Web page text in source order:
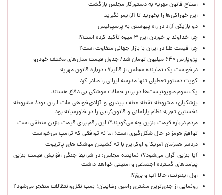
اصلاح قانون مهریه به دستورکار مجلس بازگشت
این خوراکی‌ها را بخورید تا آلزایمر نگیرید
دو بازیکن آزاد در راه پیوستن به پرسپولیس
چرا خداوند بر خوردن این ۳ میوه تأکید کرده است؟!
چرا قیمت طلا در ایران با بازار جهانی متفاوت است؟
پژوپارس ۶۴۰ میلیون تومان شد/ جدول قیمت مدل‌های مختلف خودرو
درخواست یک نماینده مجلس از قالیباف درباره قانون مهریه
کویت دستور تعطیلی تنها مدرسه ایرانی را صادر کرد
یک‌ سوم صهیونیست‌ها در برابر حملات موشکی بی دفاع هستند
پزشکیان: مشروطه نقطه عطف بیداری و آزادی‌خواهی ملت ایران بود/ مشروطه
نخستین تجربه نظام پارلمانی و قانون‌گرایی را در خاورمیانه بود
مردم درباره قیمت بنزین چه می‌گویند؟/ این رقم برای قیمت بنزین منطقی است
توافق هرمز در حال شکل‌گیری است؛ اما نه توافقی که ترامپ می‌خواست
دردسر همزمان آمریکا و اوکراین با ته کشیدن موشک های پاتریوت
آیا بنزین گران می‌شود؟/ نماینده مجلس: در شرایط جنگی افزایش قیمت بنزین
پیامدهای گسترده اجتماعی و امنیتی خواهد داشت
اول اینترنت، حالا آب و برق؟!
رونمایی از جدی‌ترین مشتری رامین رضاییان؛ بمب نقل‌وانتقالات منفجر می‌شود؟